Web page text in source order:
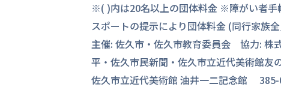
※( )内は20名以上の団体料金 ※障がい者
スポートの提示により団体料金 (同行家族
主催: 佐久市・佐久市教育委員会 協力: 株
平・佐久市民新聞・佐久市立近代美術館友
佐久市立近代美術館 油井一二記念館